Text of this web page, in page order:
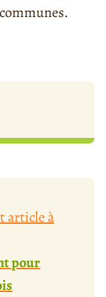
article à
pour